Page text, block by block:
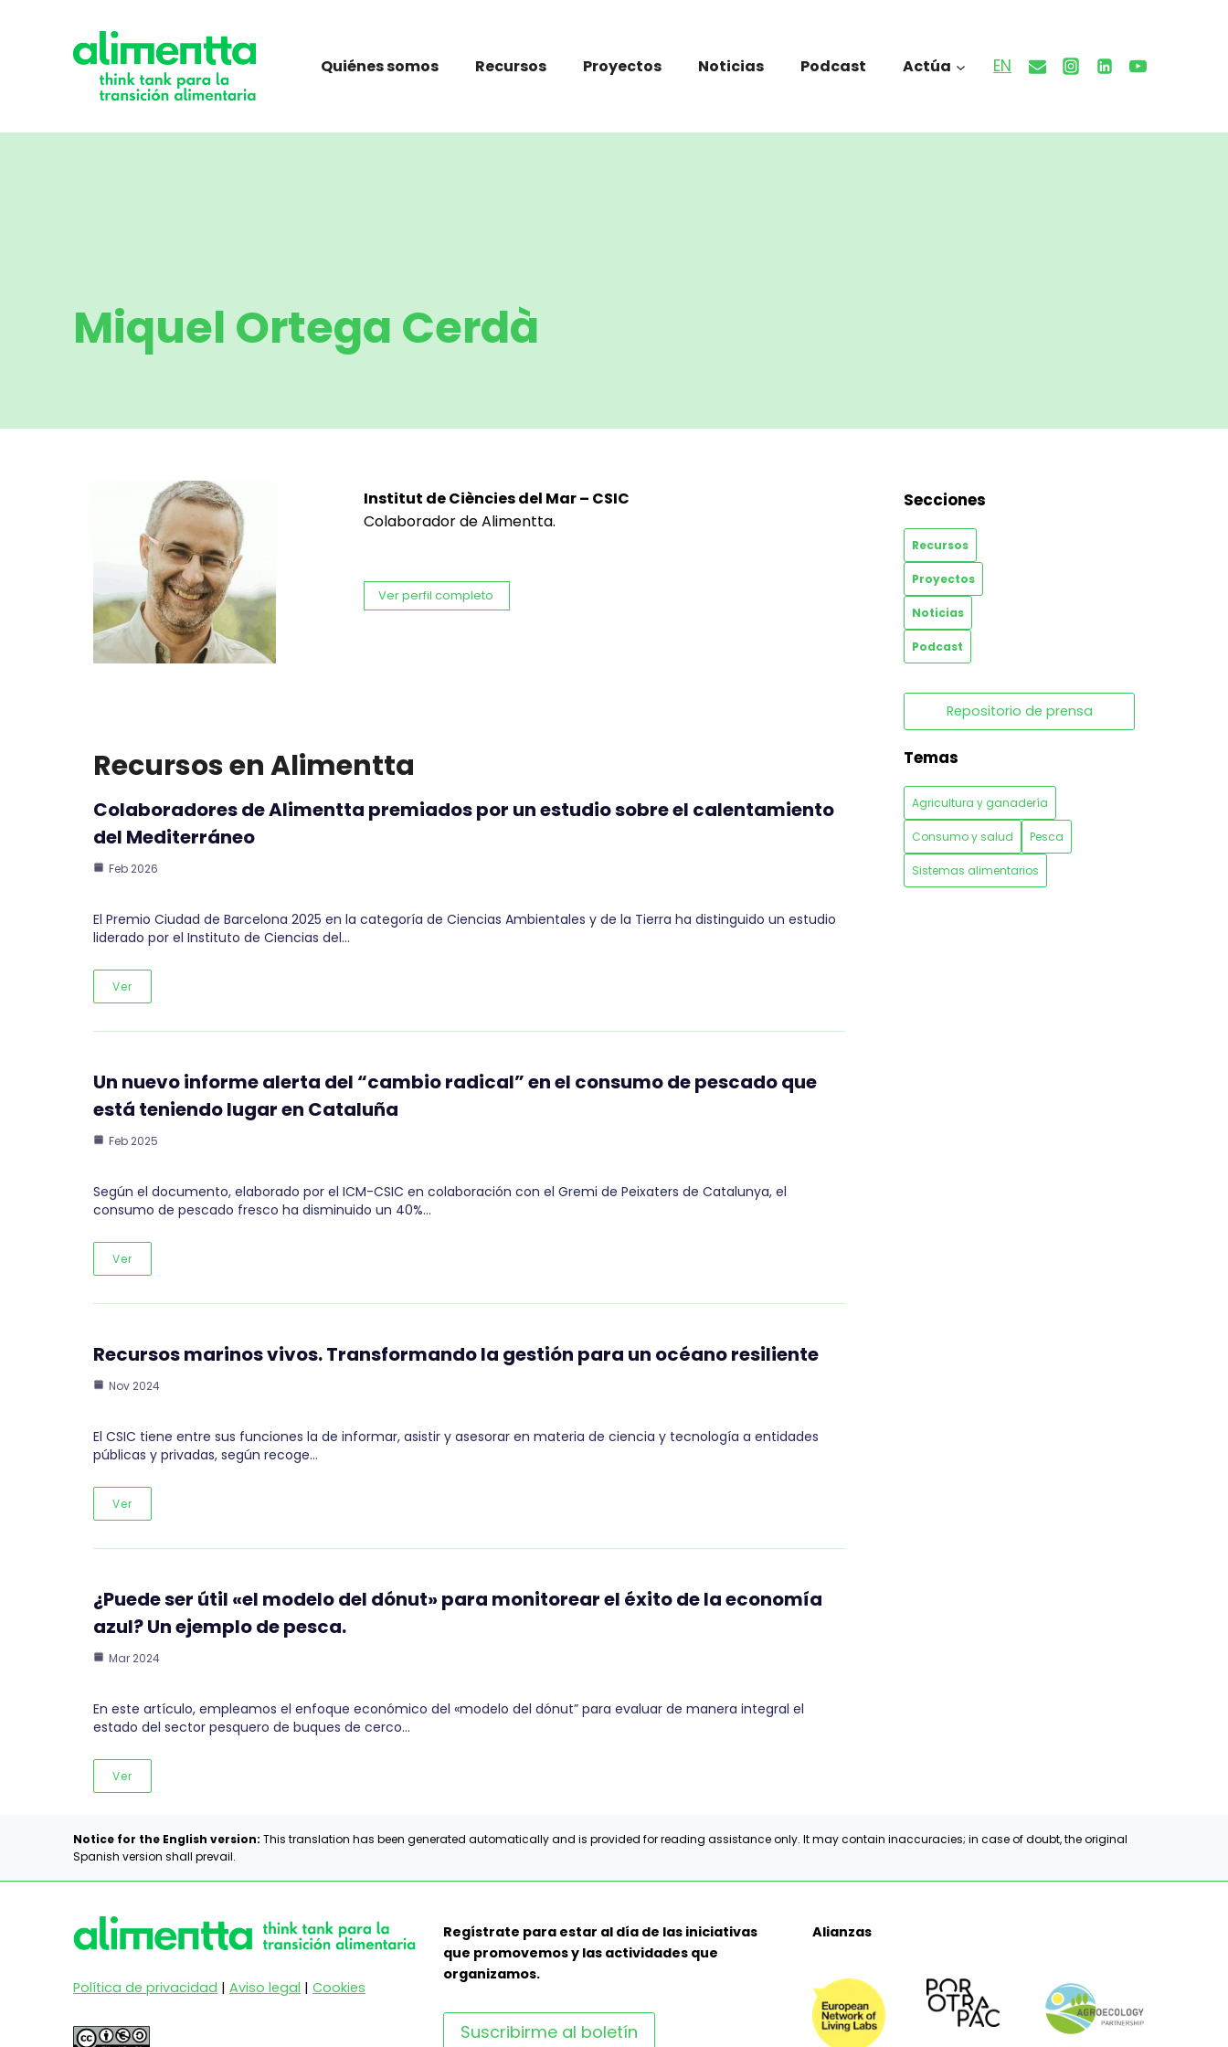
contenido
Quiénes somos Recursos Proyectos Noticias Podcast Actúa EN
Miquel Ortega Cerdà
Institut de Ciències del Mar – CSIC
Colaborador de Alimentta.
Ver perfil completo
Recursos en Alimentta
Colaboradores de Alimentta premiados por un estudio sobre el calentamiento
del Mediterráneo
Feb 2026
El Premio Ciudad de Barcelona 2025 en la categoría de Ciencias Ambientales y de la Tierra ha distinguido un estudio
liderado por el Instituto de Ciencias del…
Ver
Un nuevo informe alerta del “cambio radical” en el consumo de pescado que
está teniendo lugar en Cataluña
Feb 2025
Según el documento, elaborado por el ICM-CSIC en colaboración con el Gremi de Peixaters de Catalunya, el
consumo de pescado fresco ha disminuido un 40%…
Ver
Recursos marinos vivos. Transformando la gestión para un océano resiliente
Nov 2024
El CSIC tiene entre sus funciones la de informar, asistir y asesorar en materia de ciencia y tecnología a entidades
públicas y privadas, según recoge…
Ver
¿Puede ser útil «el modelo del dónut» para monitorear el éxito de la economía
azul? Un ejemplo de pesca.
Mar 2024
En este artículo, empleamos el enfoque económico del «modelo del dónut” para evaluar de manera integral el
estado del sector pesquero de buques de cerco…
Ver
Secciones
Recursos
Proyectos
Noticias
Podcast
Repositorio de prensa
Temas
Agricultura y ganadería
Consumo y salud Pesca
Sistemas alimentarios
Notice for the English version: This translation has been generated automatically and is provided for reading assistance only. It may contain inaccuracies; in case of doubt, the original
Spanish version shall prevail.
Política de privacidad | Aviso legal | Cookies
Regístrate para estar al día de las iniciativas
que promovemos y las actividades que
organizamos.
Suscribirme al boletín
Alianzas